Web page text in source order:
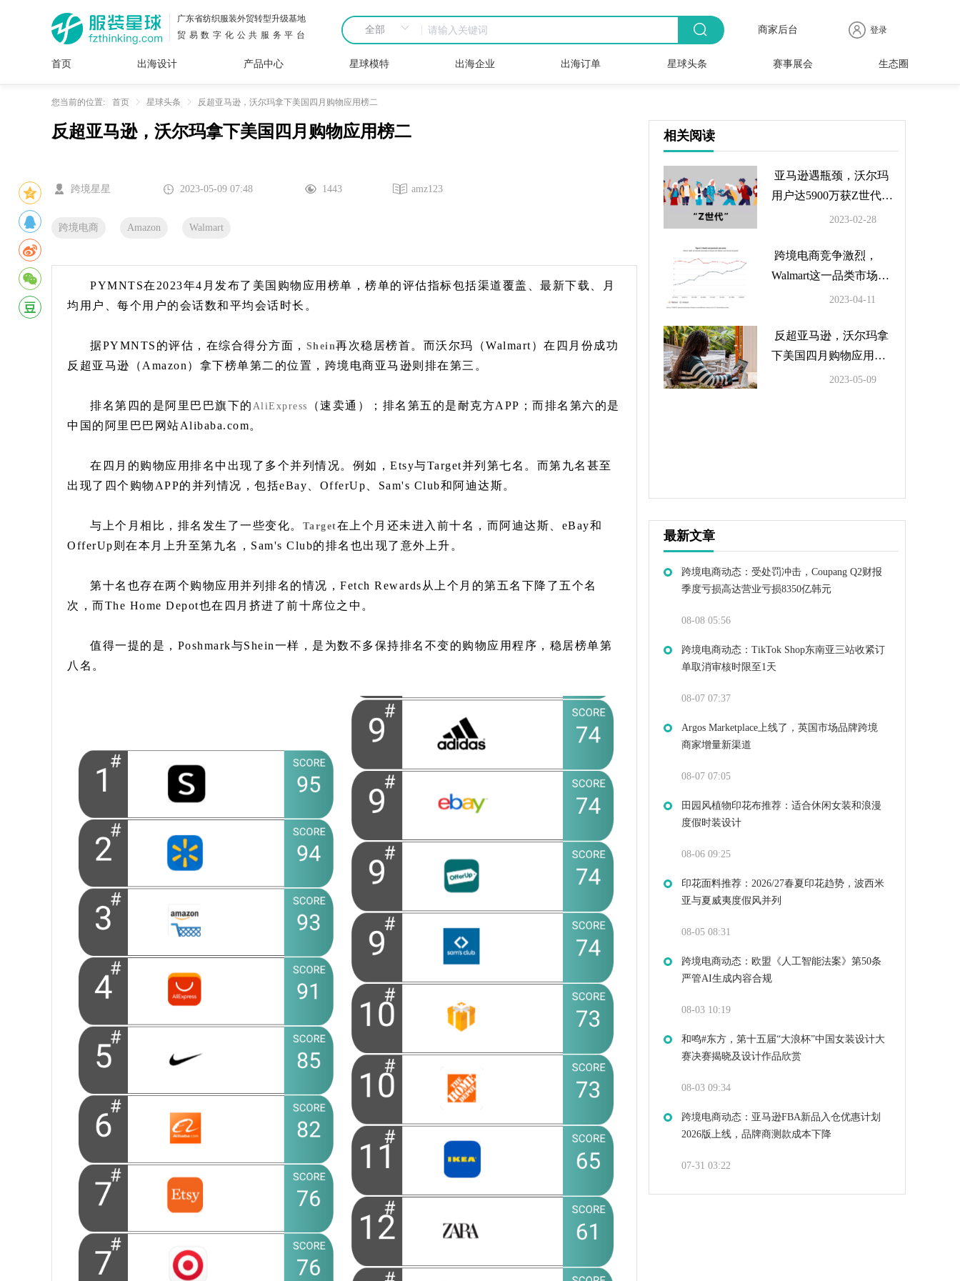
广东省纺织服装外贸转型升级基地
贸易数字化公共服务平台
商家后台 登录
首页 出海设计
面料
花型
插画
图案
服装
设计
产品中心
女装
内衣
男装
运动
服
童装
牛仔
服装
星球模特 出海企业 出海订单 星球头条
快报
电商
速递
专访
聚焦
品牌
赛事展会 生态圈
您当前的位置: 首页 星球头条 反超亚马逊，沃尔玛拿下美国四月购物应用榜二
反超亚马逊，沃尔玛拿下美国四月购物应用榜二
跨境星星 2023-05-09 07:48 1443 amz123
跨境电商 Amazon Walmart
PYMNTS在2023年4月发布了美国购物应用榜单，榜单的评估指标包括渠道覆盖、最新下载、月
均用户、每个用户的会话数和平均会话时长。
据PYMNTS的评估，在综合得分方面， Shein再次稳居榜首。而沃尔玛（Walmart）在四月份成功
反超亚马逊（Amazon）拿下榜单第二的位置，跨境电商亚马逊则排在第三。
排名第四的是阿里巴巴旗下的 AliExpress
（速卖通）；排名第五的是耐克方APP；而排名第六的是
中国的阿里巴巴网站Alibaba.com。
在四月的购物应用排名中出现了多个并列情况。例如，Etsy与Target并列第七名。而第九名甚至
出现了四个购物APP的并列情况，包括eBay、OfferUp、Sam's Club和阿迪达斯。
与上个月相比，排名发生了一些变化。 Target在上个月还未进入前十名，而阿迪达斯、eBay和
OfferUp则在本月上升至第九名，Sam's Club的排名也出现了意外上升。
第十名也存在两个购物应用并列排名的情况，Fetch Rewards从上个月的第五名下降了五个名
次，而The Home Depot也在四月挤进了前十席位之中。
值得一提的是，Poshmark与Shein一样，是为数不多保持排名不变的购物应用程序，稳居榜单第
八名。
相关阅读
用户达5900万获Z世代青
2023-02-28
Walmart这一品类市场份
2023-04-11
下美国四月购物应用榜
2023-05-09
最新文章
跨境电商动态：受处罚冲击，Coupang Q2财报
季度亏损高达营业亏损8350亿韩元
08-08 05:56
跨境电商动态：TikTok Shop东南亚三站收紧订
单取消审核时限至1天
08-07 07:37
Argos Marketplace上线了，英国市场品牌跨境
商家增量新渠道
08-07 07:05
田园风植物印花布推荐：适合休闲女装和浪漫
度假时装设计
08-06 09:25
印花面料推荐：2026/27春夏印花趋势，波西米
亚与夏威夷度假风并列
08-05 08:31
跨境电商动态：欧盟《人工智能法案》第50条
严管AI生成内容合规
08-03 10:19
和鸣#东方，第十五届“大浪杯”中国女装设计大
赛决赛揭晓及设计作品欣赏
08-03 09:34
跨境电商动态：亚马逊FBA新品入仓优惠计划
2026版上线，品牌商测款成本下降
07-31 03:22